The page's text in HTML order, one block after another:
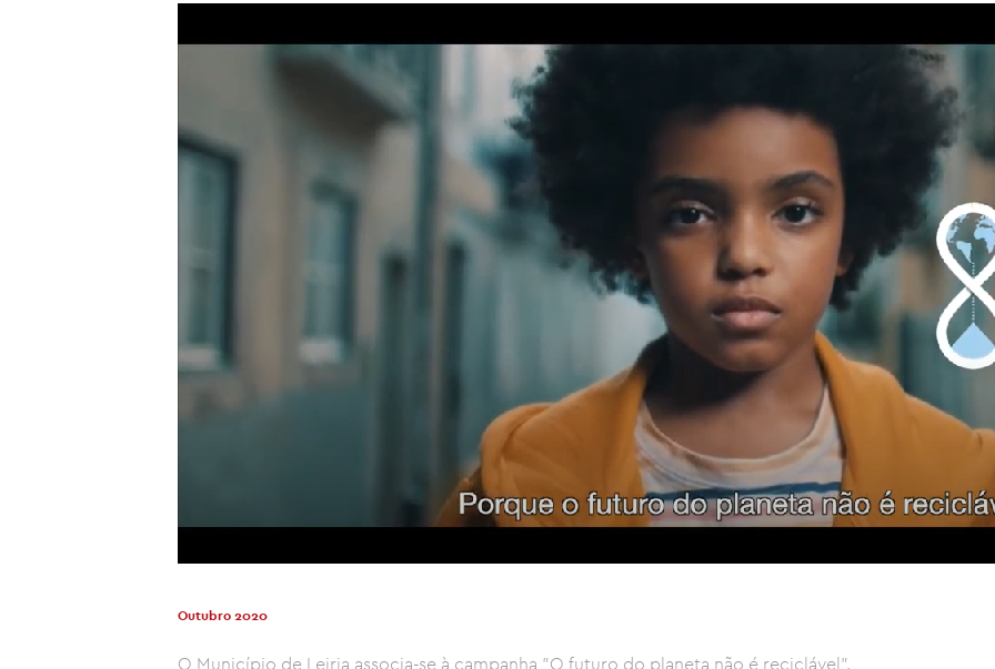
Outubro 2020
O Município de Leiria associa-se à campanha "O futuro do planeta não é reciclável".